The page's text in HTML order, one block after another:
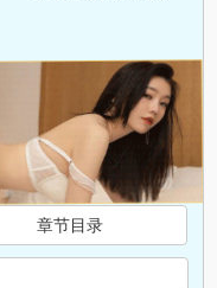
章节目录